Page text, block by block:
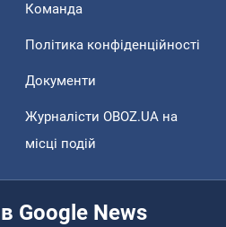
Команда
Політика конфіденційності
Документи
Журналісти OBOZ.UA на
місці подій
Google News